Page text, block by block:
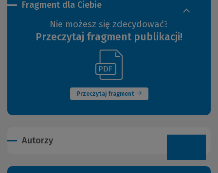
Fragment dla Ciebie
Nie możesz się zdecydować?
Przeczytaj fragment publikacji!
Przeczytaj fragment
(Nowe
okno)
innej
Autorzy